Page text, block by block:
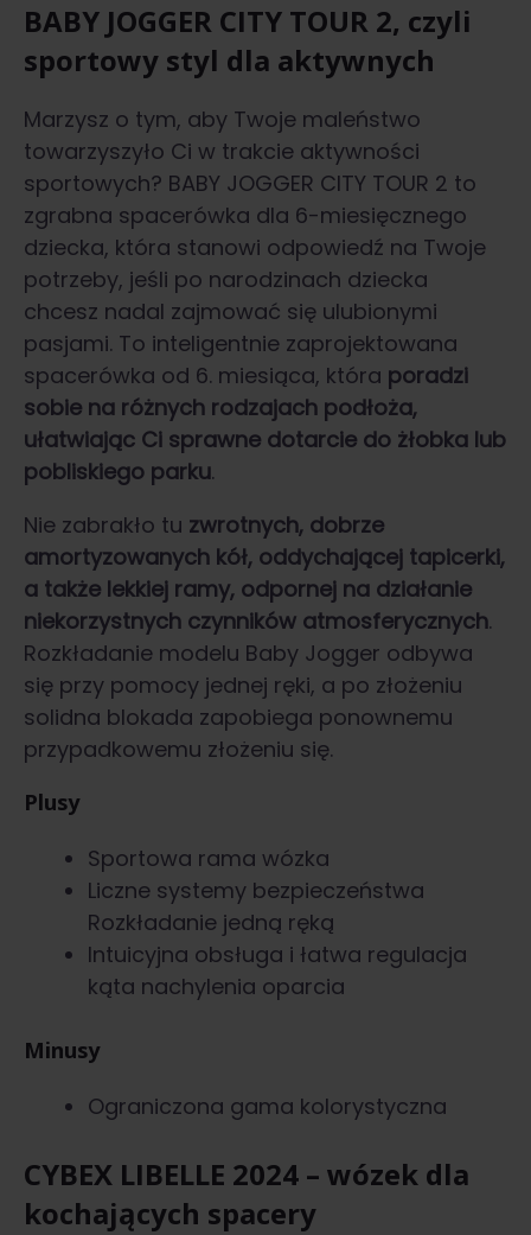
BABY JOGGER CITY TOUR 2, czyli
sportowy styl dla aktywnych
Marzysz o tym, aby Twoje maleństwo
towarzyszyło Ci w trakcie aktywności
sportowych? BABY JOGGER CITY TOUR 2 to
zgrabna spacerówka dla 6-miesięcznego
dziecka, która stanowi odpowiedź na Twoje
potrzeby, jeśli po narodzinach dziecka
chcesz nadal zajmować się ulubionymi
pasjami. To inteligentnie zaprojektowana
spacerówka od 6. miesiąca, która poradzi
sobie na różnych rodzajach podłoża,
ułatwiając Ci sprawne dotarcie do żłobka lub
pobliskiego parku.
Nie zabrakło tu zwrotnych, dobrze
amortyzowanych kół, oddychającej tapicerki,
a także lekkiej ramy, odpornej na działanie
niekorzystnych czynników atmosferycznych.
Rozkładanie modelu Baby Jogger odbywa
się przy pomocy jednej ręki, a po złożeniu
solidna blokada zapobiega ponownemu
przypadkowemu złożeniu się.
Plusy
Sportowa rama wózka
Liczne systemy bezpieczeństwa
Rozkładanie jedną ręką
Intuicyjna obsługa i łatwa regulacja
kąta nachylenia oparcia
Minusy
Ograniczona gama kolorystyczna
CYBEX LIBELLE 2024 – wózek dla
kochających spacery